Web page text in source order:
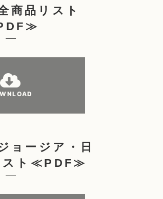
商品リスト
ョージア・日
スト≪PDF≫